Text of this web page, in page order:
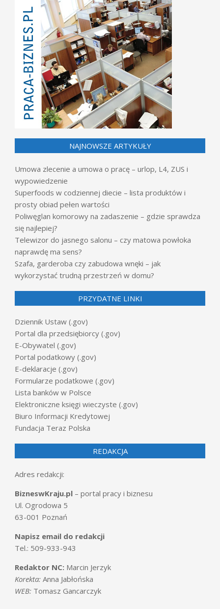
NAJNOWSZE ARTYKUŁY
Umowa zlecenie a umowa o pracę – urlop, L4, ZUS i
wypowiedzenie
Superfoods w codziennej diecie – lista produktów i
prosty obiad pełen wartości
Poliwęglan komorowy na zadaszenie – gdzie sprawdza
się najlepiej?
Telewizor do jasnego salonu – czy matowa powłoka
naprawdę ma sens?
Szafa, garderoba czy zabudowa wnęki – jak
wykorzystać trudną przestrzeń w domu?
PRZYDATNE LINKI
Dziennik Ustaw (.gov)
Portal dla przedsiębiorcy (.gov)
E-Obywatel (.gov)
Portal podatkowy (.gov)
E-deklaracje (.gov)
Formularze podatkowe (.gov)
Lista banków w Polsce
Elektroniczne księgi wieczyste (.gov)
Biuro Informacji Kredytowej
Fundacja Teraz Polska
REDAKCJA
Adres redakcji:
BizneswKraju.pl – portal pracy i biznesu
Ul. Ogrodowa 5
63-001 Poznań
Napisz email do redakcji
Tel.: 509-933-943
Redaktor NC: Marcin Jerzyk
Korekta: Anna Jabłońska
WEB: Tomasz Gancarczyk